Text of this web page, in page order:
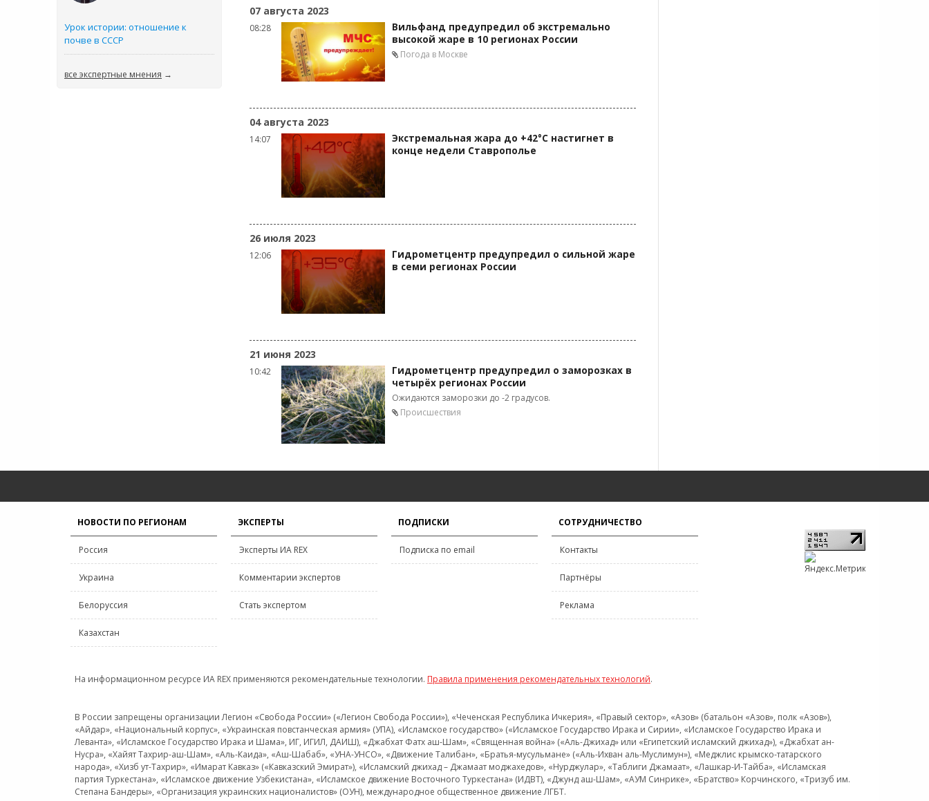
Урок истории: отношение к
почве в СССР
все экспертные мнения →
07 августа 2023
08:28
Вильфанд предупредил об экстремально
высокой жаре в 10 регионах России
Погода в Москве
04 августа 2023
14:07
Экстремальная жара до +42°С настигнет в
конце недели Ставрополье
26 июля 2023
12:06
Гидрометцентр предупредил о сильной жаре
в семи регионах России
21 июня 2023
10:42
Гидрометцентр предупредил о заморозках в
четырёх регионах России
Ожидаются заморозки до -2 градусов.
Происшествия
НОВОСТИ ПО РЕГИОНАМ
Россия
Украина
Белоруссия
Казахстан
ЭКСПЕРТЫ
Эксперты ИА REX
Комментарии экспертов
Стать экспертом
ПОДПИСКИ
Подписка по email
СОТРУДНИЧЕСТВО
Контакты
Партнёры
Реклама
На информационном ресурсе ИА REX применяются рекомендательные технологии. Правила применения рекомендательных технологий.
В России запрещены организации Легион «Свобода России» («Легион Свобода России»), «Чеченская Республика Ичкерия», «Правый сектор», «Азов» (батальон «Азов», полк «Азов»),
«Айдар», «Национальный корпус», «Украинская повстанческая армия» (УПА), «Исламское государство» («Исламское Государство Ирака и Сирии», «Исламское Государство Ирака и
Леванта», «Исламское Государство Ирака и Шама», ИГ, ИГИЛ, ДАИШ), «Джабхат Фатх аш-Шам», «Священная война» («Аль-Джихад» или «Египетский исламский джихад»), «Джабхат ан-
Нусра», «Хайят Тахрир-аш-Шам», «Аль-Каида», «Аш-Шабаб», «УНА-УНСО», «Движение Талибан», «Братья-мусульмане» («Аль-Ихван аль-Муслимун»), «Меджлис крымско-татарского
народа», «Хизб ут-Тахрир», «Имарат Кавказ» («Кавказский Эмират»), «Исламский джихад – Джамаат моджахедов», «Нурджулар», «Таблиги Джамаат», «Лашкар-И-Тайба», «Исламская
партия Туркестана», «Исламское движение Узбекистана», «Исламское движение Восточного Туркестана» (ИДВТ), «Джунд аш-Шам», «АУМ Синрике», «Братство» Корчинского, «Тризуб им.
Степана Бандеры», «Организация украинских националистов» (ОУН), международное общественное движение ЛГБТ.